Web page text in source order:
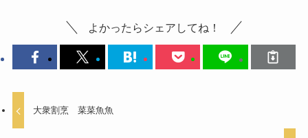
よかったらシェアしてね！
大衆割烹 菜菜魚魚